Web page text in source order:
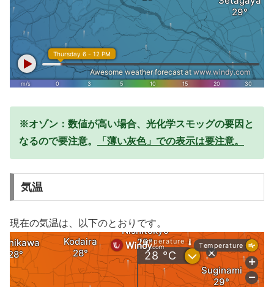
※オゾン：数値が高い場合、光化学スモッグの要因と
なるので要注意。
「薄い灰色」での表示は要注意。
気温
現在の気温は、以下のとおりです。